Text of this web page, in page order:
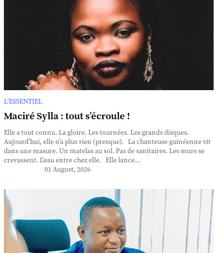
L’ESSENTIEL
Maciré Sylla : tout s’écroule !
Elle a tout connu. La gloire. Les tournées. Les grands disques.
Aujourd’hui, elle n’a plus rien (presque). La chanteuse guinéenne vit
dans une masure. Un matelas au sol. Pas de sanitaires. Les murs se
crevassent. L'eau entre chez elle. Elle lance...
01 August, 2026